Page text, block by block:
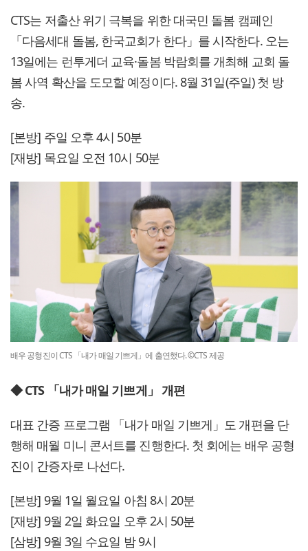
CTS는 저출산 위기 극복을 위한 대국민 돌봄 캠페인
「다음세대 돌봄, 한국교회가 한다」를 시작한다. 오는
13일에는 런투게더 교육·돌봄 박람회를 개최해 교회 돌
봄 사역 확산을 도모할 예정이다. 8월 31일(주일) 첫 방
송.
[본방] 주일 오후 4시 50분
[재방] 목요일 오전 10시 50분
배우 공형진이 CTS 「내가 매일 기쁘게」에 출연했다. ©CTS 제공
◆ CTS 「내가 매일 기쁘게」 개편
대표 간증 프로그램 「내가 매일 기쁘게」도 개편을 단
행해 매월 미니 콘서트를 진행한다. 첫 회에는 배우 공형
진이 간증자로 나선다.
[본방] 9월 1일 월요일 아침 8시 20분
[재방] 9월 2일 화요일 오후 2시 50분
[삼방] 9월 3일 수요일 밤 9시